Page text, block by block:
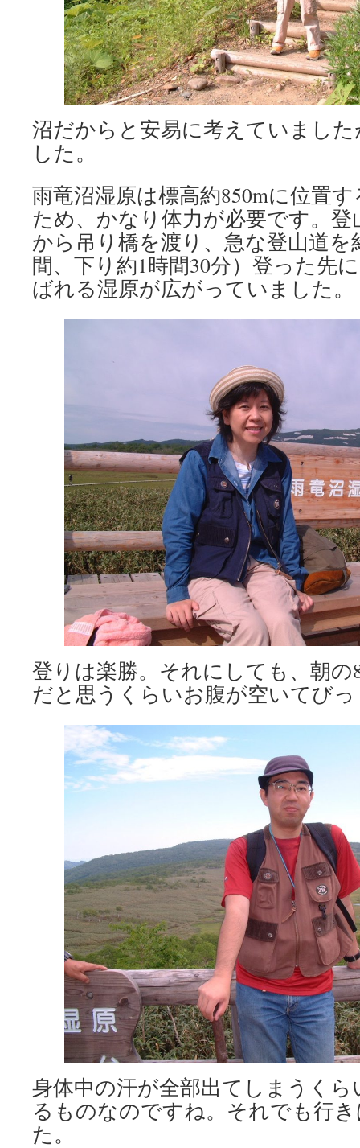
沼だからと安易に考えていまし
した。
雨竜沼湿原は標高約850mに位置
ため、かなり体力が必要です。
から吊り橋を渡り、急な登山道を
間、下り約1時間30分）登った先
ばれる湿原が広がっていました。
登りは楽勝。それにしても、朝
だと思うくらいお腹が空いてび
身体中の汗が全部出てしまうく
るものなのですね。それでも行
た。